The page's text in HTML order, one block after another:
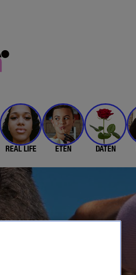
REAL LIFE ETEN DATEN